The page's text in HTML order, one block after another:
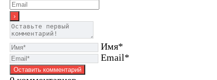
Имя*
Email*